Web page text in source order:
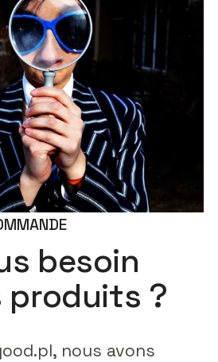
besoin
produits ?
nous avons